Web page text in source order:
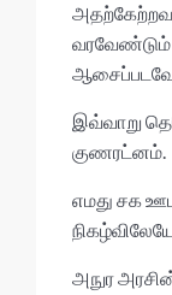
இவ்வாறு
குணரட்னம்.
எமது சக
அநுர